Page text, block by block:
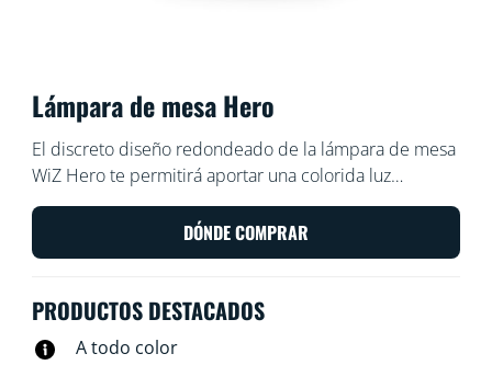
Lámpara de mesa Hero
El discreto diseño redondeado de la lámpara de mesa
WiZ Hero te permitirá aportar una colorida luz
inteligente a cualquier rincón del salón. Úsala con la
aplicación WiZ o con la voz para regular la intensidad o
usa los modos de luz preajustados en las
DÓNDE COMPRAR
PRODUCTOS DESTACADOS
A todo color